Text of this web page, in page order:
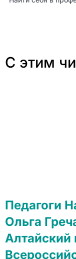
С этим
Педагоги
Ольга
Алтайский